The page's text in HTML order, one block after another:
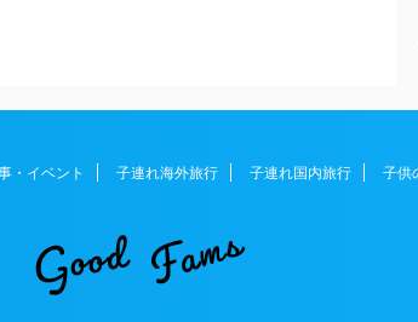
・イベント 子連れ海外旅行 子連れ国内旅行 子供